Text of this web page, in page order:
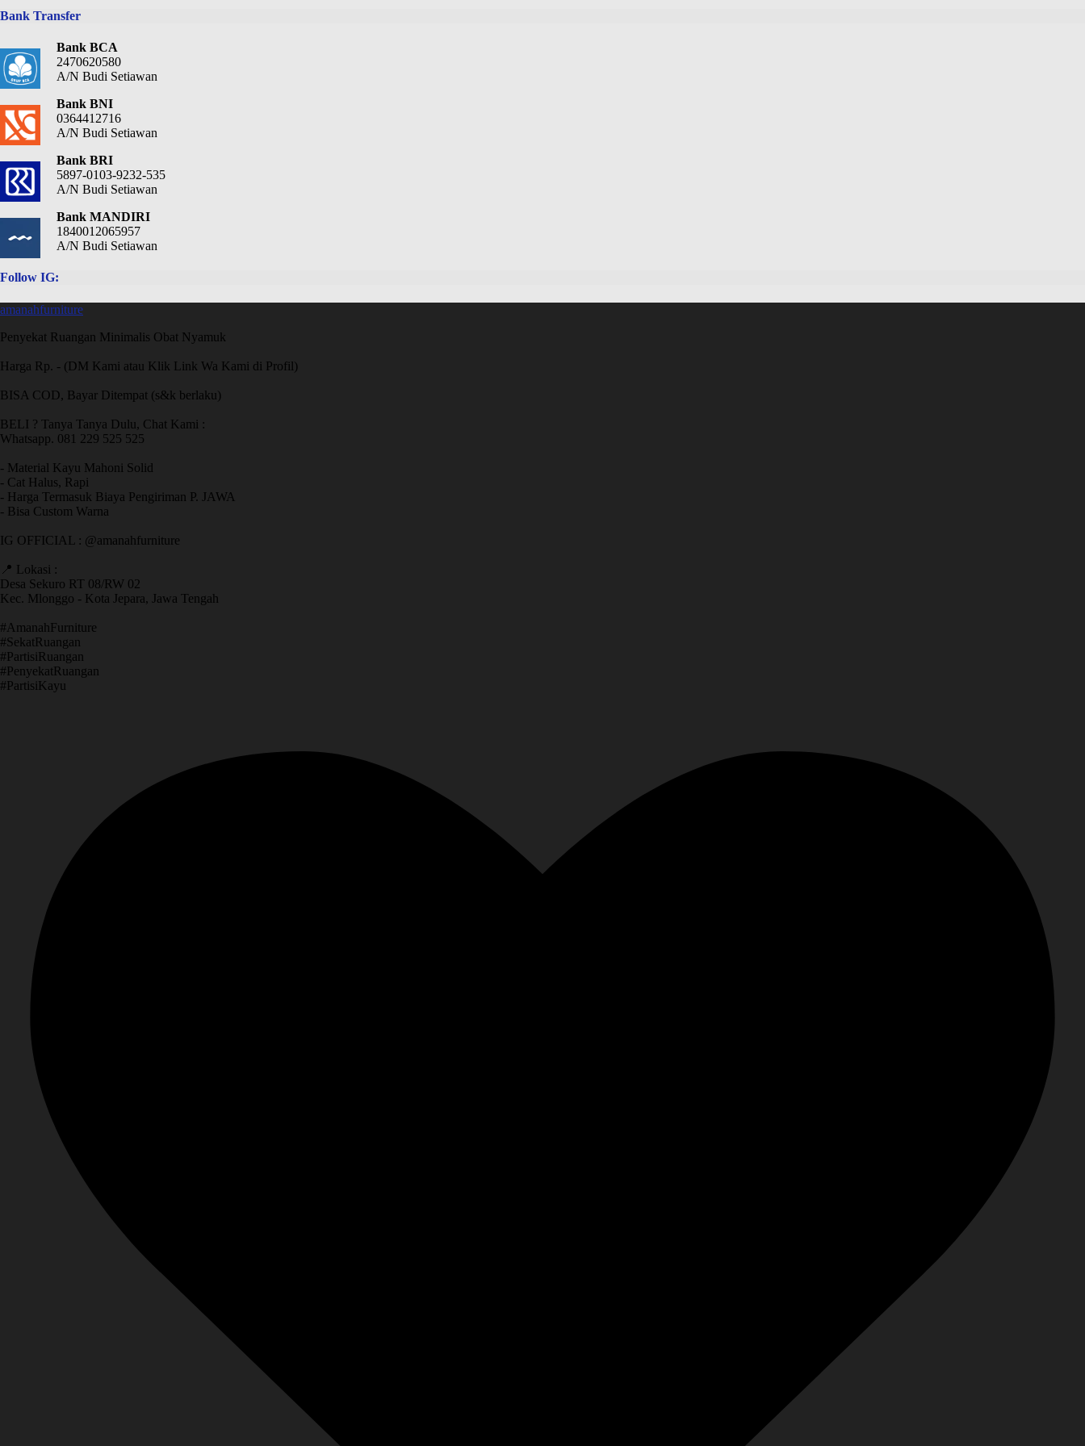
Bank Transfer
Bank BCA
2470620580
A/N Budi Setiawan
Bank BNI
0364412716
A/N Budi Setiawan
Bank BRI
5897-0103-9232-535
A/N Budi Setiawan
Bank MANDIRI
1840012065957
A/N Budi Setiawan
Follow IG:
amanahfurniture
Penyekat Ruangan Minimalis Obat Nyamuk
Harga Rp. - (DM Kami atau Klik Link Wa Kami di Profil)
BISA COD, Bayar Ditempat (s&k berlaku)
BELI ? Tanya Tanya Dulu, Chat Kami :
Whatsapp. 081 229 525 525
- Material Kayu Mahoni Solid
- Cat Halus, Rapi
- Harga Termasuk Biaya Pengiriman P. JAWA
- Bisa Custom Warna
IG OFFICIAL : @amanahfurniture
📍 Lokasi :
Desa Sekuro RT 08/RW 02
Kec. Mlonggo - Kota Jepara, Jawa Tengah
​#AmanahFurniture
​#SekatRuangan
​#PartisiRuangan
​#PenyekatRuangan
​#PartisiKayu